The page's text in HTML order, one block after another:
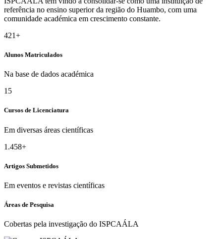
referência no ensino superior da região do Huambo, com uma
comunidade académica em crescimento constante.
421+
Alunos Matriculados
Na base de dados académica
15
Cursos de Licenciatura
Em diversas áreas científicas
1.458+
Artigos Submetidos
Em eventos e revistas científicas
Áreas de Pesquisa
Cobertas pela investigação do ISPCAÁLA